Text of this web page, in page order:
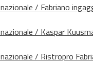
/ Fabriano
/ Kaspar
/ Ristropro